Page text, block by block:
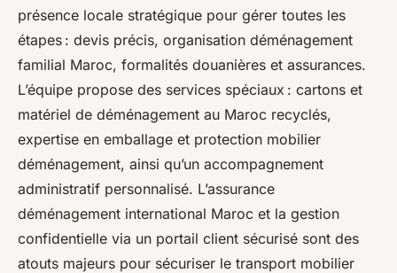
présence locale stratégique pour gérer toutes les
étapes : devis précis, organisation déménagement
familial Maroc, formalités douanières et assurances.
L’équipe propose des services spéciaux : cartons et
matériel de déménagement au Maroc recyclés,
expertise en emballage et protection mobilier
déménagement, ainsi qu’un accompagnement
administratif personnalisé. L’assurance
déménagement international Maroc et la gestion
confidentielle via un portail client sécurisé sont des
atouts majeurs pour sécuriser le transport mobilier